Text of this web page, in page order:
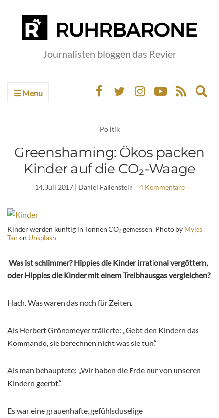
Journalisten bloggen das Revier
Menu
Politik
Greenshaming: Ökos packen
Kinder auf die CO₂-Waage
14. Juli 2017| Daniel Fallenstein 4 Kommentare
Kinder werden künftig in Tonnen CO₂ gemessen| Photo by Myles
Tan on Unsplash
Was ist schlimmer? Hippies die Kinder irrational vergöttern,
oder Hippies die Kinder mit einem Treibhausgas vergleichen?
Hach. Was waren das noch für Zeiten.
Als Herbert Grönemeyer trällerte: „Gebt den Kindern das
Kommando, sie berechnen nicht was sie tun.“
Als man behauptete: „Wir haben die Erde nur von unseren
Kindern geerbt.“
Es war eine grauenhafte, gefühlsduselige